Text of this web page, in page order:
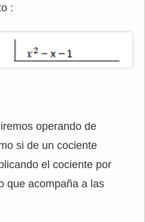
:
operando de
si de un cociente
el cociente por
que acompaña a las